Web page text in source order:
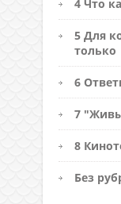
4 Что
5 Для
только
6
7
8
Без